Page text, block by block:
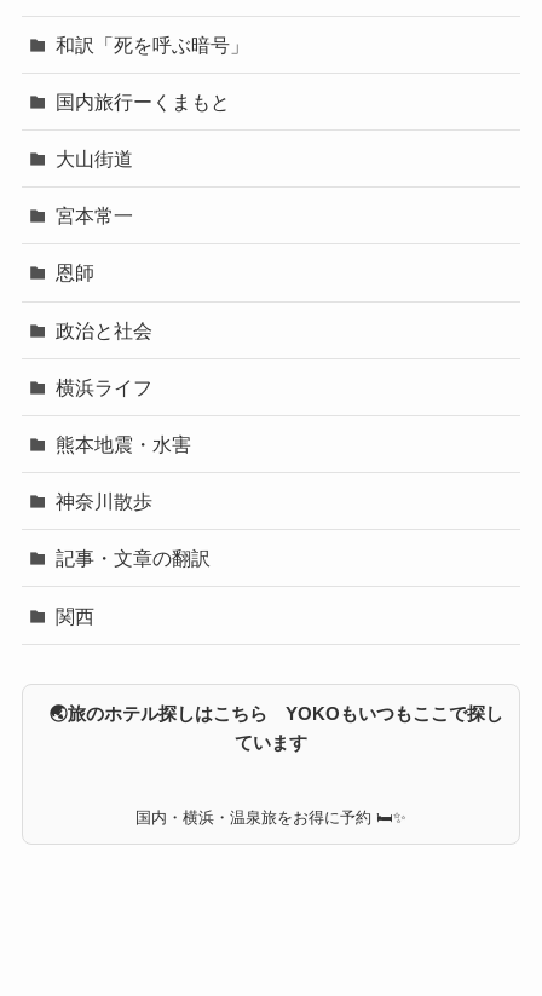
和訳「死を呼ぶ暗号」
国内旅行ーくまもと
大山街道
宮本常一
恩師
政治と社会
横浜ライフ
熊本地震・水害
神奈川散歩
記事・文章の翻訳
関西
🌏旅のホテル探しはこちら YOKOもいつもここで探し
ています
国内・横浜・温泉旅をお得に予約 🛏✨